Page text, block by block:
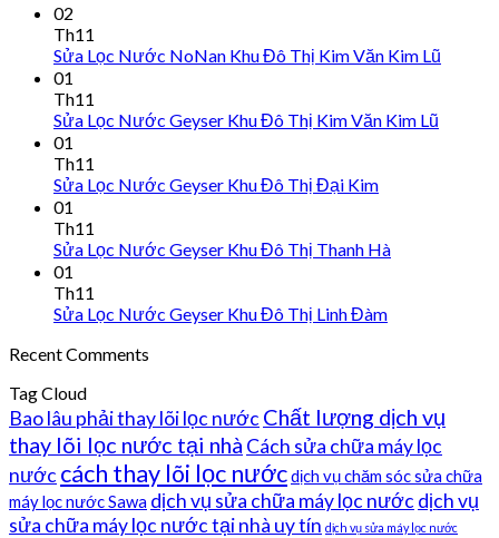
02
Th11
Sửa Lọc Nước NoNan Khu Đô Thị Kim Văn Kim Lũ
01
Th11
Sửa Lọc Nước Geyser Khu Đô Thị Kim Văn Kim Lũ
01
Th11
Sửa Lọc Nước Geyser Khu Đô Thị Đại Kim
01
Th11
Sửa Lọc Nước Geyser Khu Đô Thị Thanh Hà
01
Th11
Sửa Lọc Nước Geyser Khu Đô Thị Linh Đàm
Recent Comments
Tag Cloud
Bao lâu phải thay lõi lọc nước Chất lượng dịch vụ
thay lõi lọc nước tại nhà Cách sửa chữa máy lọc
nước cách thay lõi lọc nướcdịch vụ chăm sóc sửa chữa
máy lọc nước Sawa dịch vụ sửa chữa máy lọc nước dịch vụ
sửa chữa máy lọc nước tại nhà uy tín dịch vụ sửa máy lọc nước